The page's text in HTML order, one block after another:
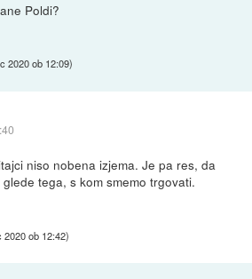
Poldi?
2020 ob 12:09)
niso nobena izjema. Je pa res, da
tega, s kom smemo trgovati.
2020 ob 12:42)